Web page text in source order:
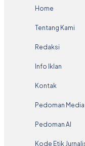
Home
Tentang Kami
Redaksi
Info Iklan
Kontak
Pedoman
Pedoman AI
Kode Etik